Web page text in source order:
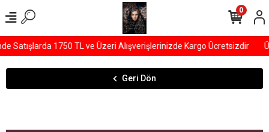
Satışlarda 1750 TL ve Üzeri Alışverişlerinizde Kargo Ücretsizdir
0
Geri Dön